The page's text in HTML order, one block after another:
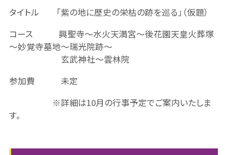
タイトル 「紫の地に歴史の栄枯の跡を巡る」（仮題）
コース 興聖寺～水火天満宮～後花園天皇火葬塚
～妙覚寺墓地～瑞光院跡～
玄武神社～雲林院
参加費 未定
※詳細は10月の行事予定でご案内いたしま
す。